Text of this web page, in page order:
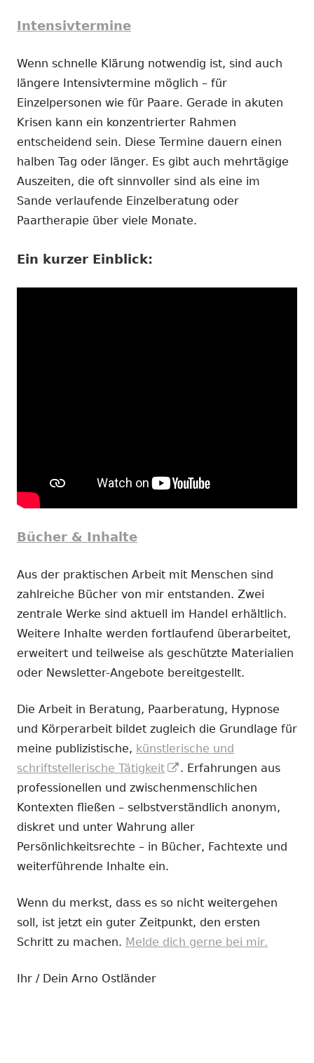
Intensivtermine
Wenn schnelle Klärung notwendig ist, sind auch
längere Intensivtermine möglich – für
Einzelpersonen wie für Paare. Gerade in akuten
Krisen kann ein konzentrierter Rahmen
entscheidend sein. Diese Termine dauern einen
halben Tag oder länger. Es gibt auch mehrtägige
Auszeiten, die oft sinnvoller sind als eine im
Sande verlaufende Einzelberatung oder
Paartherapie über viele Monate.
Ein kurzer Einblick:
Bücher & Inhalte
Aus der praktischen Arbeit mit Menschen sind
zahlreiche Bücher von mir entstanden. Zwei
zentrale Werke sind aktuell im Handel erhältlich.
Weitere Inhalte werden fortlaufend überarbeitet,
erweitert und teilweise als geschützte Materialien
oder Newsletter-Angebote bereitgestellt.
Die Arbeit in Beratung, Paarberatung, Hypnose
und Körperarbeit bildet zugleich die Grundlage für
meine publizistische, künstlerische und
schriftstellerische Tätigkeit
In
neuem
Fenster
öffnen
. Erfahrungen aus
professionellen und zwischenmenschlichen
Kontexten fließen – selbstverständlich anonym,
diskret und unter Wahrung aller
Persönlichkeitsrechte – in Bücher, Fachtexte und
weiterführende Inhalte ein.
Wenn du merkst, dass es so nicht weitergehen
soll, ist jetzt ein guter Zeitpunkt, den ersten
Schritt zu machen. Melde dich gerne bei mir.
Ihr / Dein Arno Ostländer